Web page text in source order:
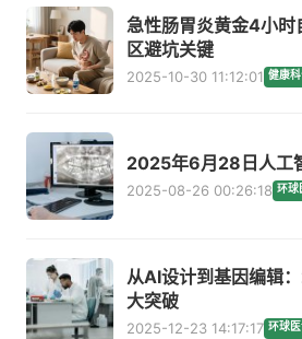
急性肠胃炎黄金4小时
区避坑关键
2025-10-30 11:12:01 健康
2025年6月28日人工
2025-08-26 00:26:18 环球
从AI设计到基因编辑
大突破
2025-12-23 14:17:17 环球